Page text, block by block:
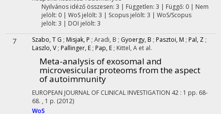
Nyilvános idéző összesen: 3 | Független: 3 | Függő: 0 | Nem
jelölt: 0 | WoS jelölt: 3 | Scopus jelölt: 3 | WoS/Scopus
jelölt: 3 | DOI jelölt: 3
7 Szabo, T G ; Misjak, P ; Aradi, B ; Gyoergy, B ; Pasztoi, M ; Pal, Z ;
Laszlo, V ; Pallinger, E ; Pap, E ; Kittel, A et al.
Meta-analysis of exosomal and
microvesicular proteoms from the aspect
of autoimmunity
EUROPEAN JOURNAL OF CLINICAL INVESTIGATION 42 : 1 pp. 68-
68. , 1 p. (2012)
WoS